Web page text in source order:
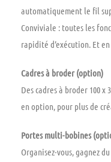
automatiquement le fil
Conviviale : toutes les
rapidité d’exécution. Et
Cadres à broder (option)
Des cadres à broder 100 x
en option, pour plus de
Portes multi-bobines
Organisez-vous, gagnez